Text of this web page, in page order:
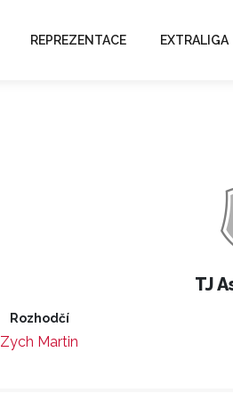
REPREZENTACE EXTRALIGA
TJ
Rozhodčí
Zych Martin